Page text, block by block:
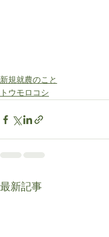
新規就農のこと
トウモロコシ
最新記事